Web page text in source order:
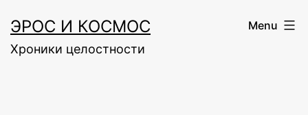
to
content
ЭРОС И КОСМОС
Хроники целостности
Menu